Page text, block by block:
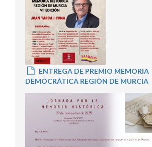
ENTREGA DE PREMIO MEMORIA
DEMOCRÁTICA REGIÓN DE MURCIA